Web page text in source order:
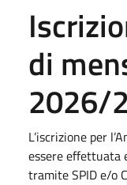
di
2026/
L’iscrizione per
essere effettuata
tramite SPID e/o